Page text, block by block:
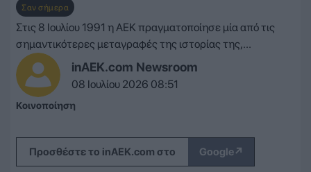
Σαν σήμερα
inAEK.com Newsroom
08 Ιουλίου 2026 08:51
Στις 8 Ιουλίου 1991 η ΑΕΚ πραγματοποίησε μία από τις
σημαντικότερες μεταγραφές της ιστορίας της,...
Κοινοποίηση
Προσθέστε το inAEK.com στο Google↗